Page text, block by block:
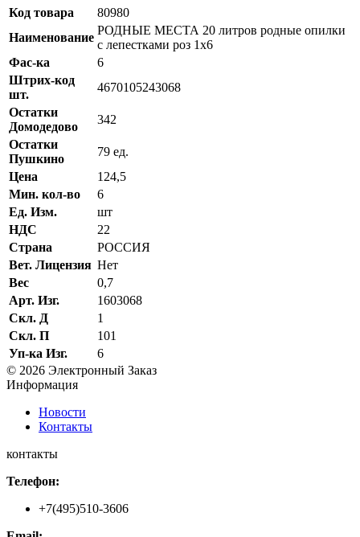
Код товара
80980
Наименование
РОДНЫЕ МЕСТА 20 литров родные опилки
с лепестками роз 1х6
Фас-ка
6
Штрих-код
шт.
4670105243068
Остатки
Домодедово
342
Остатки
Пушкино
79 ед.
Цена
124,5
Мин. кол-во
6
Ед. Изм.
шт
НДС
22
Страна
РОССИЯ
Вет. Лицензия Нет
Вес
0,7
Арт. Изг.
1603068
Скл. Д
1
Скл. П
101
Уп-ка Изг.
6
© 2026 Электронный Заказ
Информация
Новости
Контакты
контакты
Телефон:
+7(495)510-3606